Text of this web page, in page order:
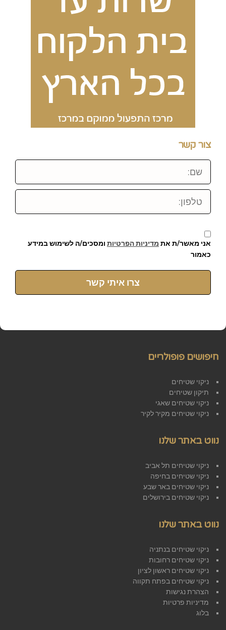
צור קשר
שם:
טלפון:
אני מאשר/ת את מדיניות הפרטיות ומסכים/ה לשימוש במידע
כאמור
צרו איתי קשר
חיפושים פופולריים
ניקוי שטיחים
תיקון שטיחים
ניקוי שטיחים שאגי
ניקוי שטיחים מקיר לקיר
נווט באתר שלנו
ניקוי שטיחים תל אביב
ניקוי שטיחים בחיפה
ניקוי שטיחים באר שבע
ניקוי שטיחים בירושלים
נווט באתר שלנו
ניקוי שטיחים בנתניה
ניקוי שטיחים רחובות
ניקוי שטיחים ראשון לציון
ניקוי שטיחים בפתח תקווה
הצהרת נגישות
מדיניות פרטיות
בלוג